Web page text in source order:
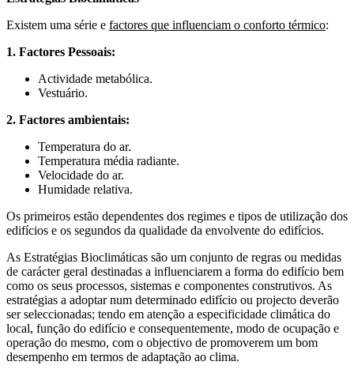
Existem uma série e factores que influenciam o conforto térmico:
1. Factores Pessoais:
Actividade metabólica.
Vestuário.
2. Factores ambientais:
Temperatura do ar.
Temperatura média radiante.
Velocidade do ar.
Humidade relativa.
Os primeiros estão dependentes dos regimes e tipos de utilização dos
edifícios e os segundos da qualidade da envolvente do edifícios.
As Estratégias Bioclimáticas são um conjunto de regras ou medidas
de carácter geral destinadas a influenciarem a forma do edifício bem
como os seus processos, sistemas e componentes construtivos. As
estratégias a adoptar num determinado edifício ou projecto deverão
ser seleccionadas; tendo em atenção a especificidade climática do
local, função do edifício e consequentemente, modo de ocupação e
operação do mesmo, com o objectivo de promoverem um bom
desempenho em termos de adaptação ao clima.